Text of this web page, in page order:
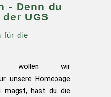
- Denn du
UGS
für die
wollen wir
unsere Homepage
magst, hast du die